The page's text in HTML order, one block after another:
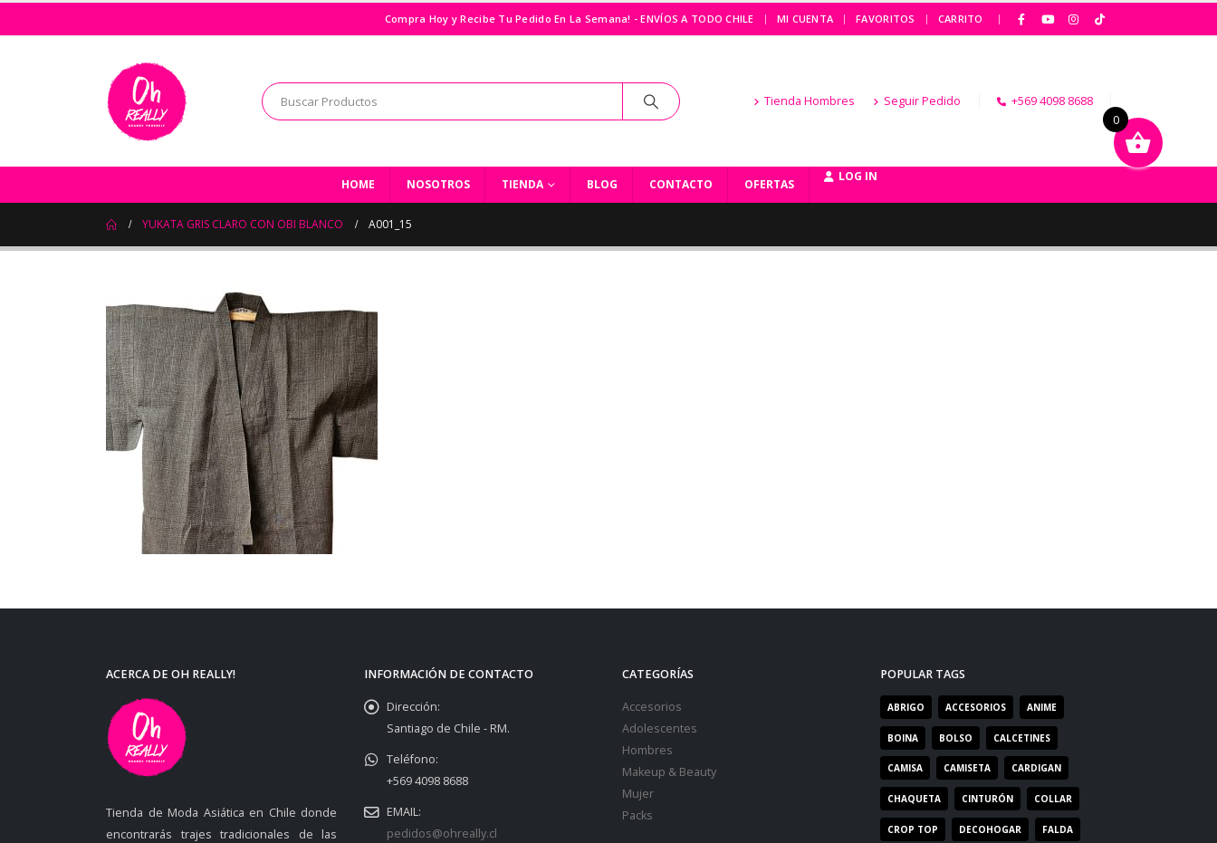
Compra Hoy y Recibe Tu Pedido En La Semana! - ENVÍOS A TODO CHILE | MI CUENTA FAVORITOS CARRITO |
Tienda Hombres Seguir Pedido +569 4098 8688
HOME NOSOTROS TIENDA BLOG CONTACTO OFERTAS
LOG IN
YUKATA GRIS CLARO CON OBI BLANCO A001_15
ACERCA DE OH REALLY!
Tienda de Moda Asiática en Chile donde
encontrarás trajes tradicionales de las
INFORMACIÓN DE CONTACTO
Dirección:
Santiago de Chile - RM.
Teléfono:
+569 4098 8688
EMAIL:
pedidos@ohreally.cl
CATEGORÍAS
Accesorios
Adolescentes
Hombres
Makeup & Beauty
Mujer
Packs
POPULAR TAGS
ABRIGO ACCESORIOS ANIME
BOINA BOLSO CALCETINES
CAMISA CAMISETA CARDIGAN
CHAQUETA CINTURÓN COLLAR
CROP TOP DECOHOGAR FALDA
0